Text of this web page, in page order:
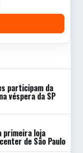
participam da
véspera da SP
primeira loja
de São Paulo